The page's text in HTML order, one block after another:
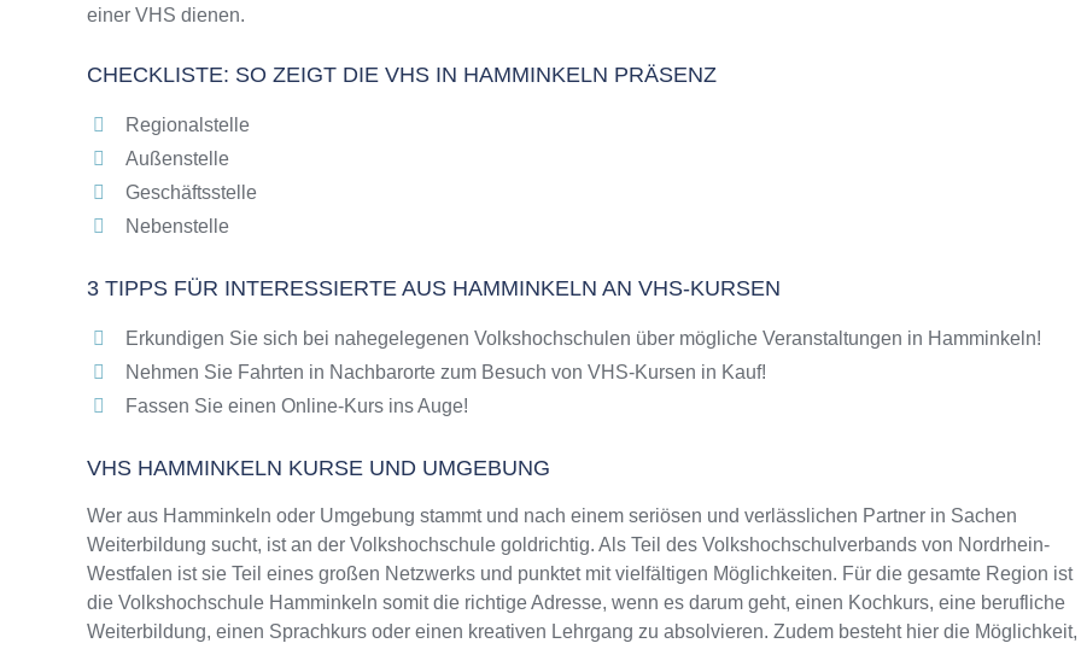
einer VHS dienen.
CHECKLISTE: SO ZEIGT DIE VHS IN HAMMINKELN PRÄSENZ
Regionalstelle
Außenstelle
Geschäftsstelle
Nebenstelle
3 TIPPS FÜR INTERESSIERTE AUS HAMMINKELN AN VHS-KURSEN
Erkundigen Sie sich bei nahegelegenen Volkshochschulen über mögliche Veranstaltungen in Hamminkeln!
Nehmen Sie Fahrten in Nachbarorte zum Besuch von VHS-Kursen in Kauf!
Fassen Sie einen Online-Kurs ins Auge!
VHS HAMMINKELN KURSE UND UMGEBUNG
Wer aus Hamminkeln oder Umgebung stammt und nach einem seriösen und verlässlichen Partner in Sachen
Weiterbildung sucht, ist an der Volkshochschule goldrichtig. Als Teil des Volkshochschulverbands von Nordrhein-
Westfalen ist sie Teil eines großen Netzwerks und punktet mit vielfältigen Möglichkeiten. Für die gesamte Region ist
die Volkshochschule Hamminkeln somit die richtige Adresse, wenn es darum geht, einen Kochkurs, eine berufliche
Weiterbildung, einen Sprachkurs oder einen kreativen Lehrgang zu absolvieren. Zudem besteht hier die Möglichkeit,